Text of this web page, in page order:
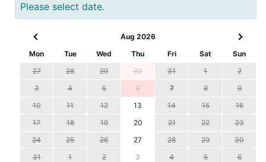
Please select date.
Aug 2026
Mon
Tue Wed Thu Fri Sat
Sun
27
28 29 30 31 1
2
3
4 5 6 7 8
9
10
11 12 13 14 15
16
17
18 19 20 21 22
23
24
25 26 27 28 29
30
31
1 2 3 4 5 6